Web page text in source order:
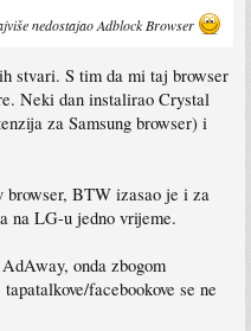
nedostajao Adblock Browser
stvari. S tim da mi taj browser
Neki dan instalirao Crystal
za Samsung browser) i
browser, BTW izasao je i za
na LG-u jedno vrijeme.
onda zbogom
facebookove se ne